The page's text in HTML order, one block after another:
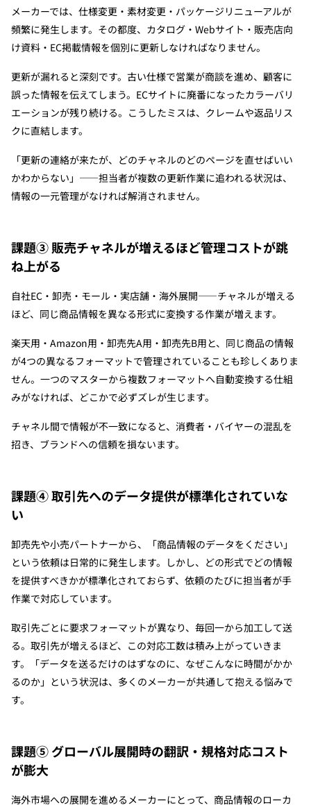
メーカーでは、仕様変更・素材変更・パッケージリニューアルが
頻繁に発生します。その都度、カタログ・Webサイト・販売店向
け資料・EC掲載情報を個別に更新しなければなりません。
更新が漏れると深刻です。古い仕様で営業が商談を進め、顧客に
誤った情報を伝えてしまう。ECサイトに廃番になったカラーバリ
エーションが残り続ける。こうしたミスは、クレームや返品リス
クに直結します。
「更新の連絡が来たが、どのチャネルのどのページを直せばいい
かわからない」——担当者が複数の更新作業に追われる状況は、
情報の一元管理がなければ解消されません。
課題③ 販売チャネルが増えるほど管理コストが跳
ね上がる
自社EC・卸売・モール・実店舗・海外展開——チャネルが増える
ほど、同じ商品情報を異なる形式に変換する作業が増えます。
楽天用・Amazon用・卸売先A用・卸売先B用と、同じ商品の情報
が4つの異なるフォーマットで管理されていることも珍しくありま
せん。一つのマスターから複数フォーマットへ自動変換する仕組
みがなければ、どこかで必ずズレが生じます。
チャネル間で情報が不一致になると、消費者・バイヤーの混乱を
招き、ブランドへの信頼を損ないます。
課題④ 取引先へのデータ提供が標準化されていな
い
卸売先や小売パートナーから、「商品情報のデータをください」
という依頼は日常的に発生します。しかし、どの形式でどの情報
を提供すべきかが標準化されておらず、依頼のたびに担当者が手
作業で対応しています。
取引先ごとに要求フォーマットが異なり、毎回一から加工して送
る。取引先が増えるほど、この対応工数は積み上がっていきま
す。「データを送るだけのはずなのに、なぜこんなに時間がかか
るのか」という状況は、多くのメーカーが共通して抱える悩みで
す。
課題⑤ グローバル展開時の翻訳・規格対応コスト
が膨大
海外市場への展開を進めるメーカーにとって、商品情報のローカ